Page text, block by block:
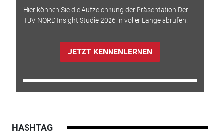
Hier können Sie die Aufzeichnung der Präsentation Der
TÜV NORD Insight Studie 2026 in voller Länge abrufen.
JETZT KENNENLERNEN
HASHTAG